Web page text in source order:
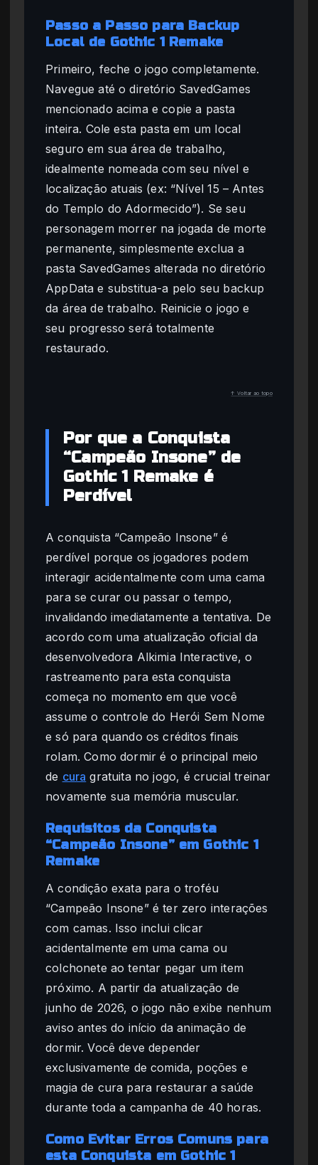
Passo a Passo para Backup
Local de Gothic 1 Remake
Primeiro, feche o jogo completamente.
Navegue até o diretório SavedGames
mencionado acima e copie a pasta
inteira. Cole esta pasta em um local
seguro em sua área de trabalho,
idealmente nomeada com seu nível e
localização atuais (ex: “Nível 15 – Antes
do Templo do Adormecido”). Se seu
personagem morrer na jogada de morte
permanente, simplesmente exclua a
pasta SavedGames alterada no diretório
AppData e substitua-a pelo seu backup
da área de trabalho. Reinicie o jogo e
seu progresso será totalmente
restaurado.
↑ Voltar ao topo
Por que a Conquista
“Campeão Insone” de
Gothic 1 Remake é
Perdível
A conquista “Campeão Insone” é
perdível porque os jogadores podem
interagir acidentalmente com uma cama
para se curar ou passar o tempo,
invalidando imediatamente a tentativa. De
acordo com uma atualização oficial da
desenvolvedora Alkimia Interactive, o
rastreamento para esta conquista
começa no momento em que você
assume o controle do Herói Sem Nome
e só para quando os créditos finais
rolam. Como dormir é o principal meio
de cura gratuita no jogo, é crucial treinar
novamente sua memória muscular.
Requisitos da Conquista
“Campeão Insone” em Gothic 1
Remake
A condição exata para o troféu
“Campeão Insone” é ter zero interações
com camas. Isso inclui clicar
acidentalmente em uma cama ou
colchonete ao tentar pegar um item
próximo. A partir da atualização de
junho de 2026, o jogo não exibe nenhum
aviso antes do início da animação de
dormir. Você deve depender
exclusivamente de comida, poções e
magia de cura para restaurar a saúde
durante toda a campanha de 40 horas.
Como Evitar Erros Comuns para
esta Conquista em Gothic 1